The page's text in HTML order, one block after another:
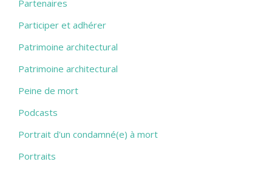
Partenaires
Participer et adhérer
Patrimoine architectural
Patrimoine architectural
Peine de mort
Podcasts
Portrait d'un condamné(e) à mort
Portraits